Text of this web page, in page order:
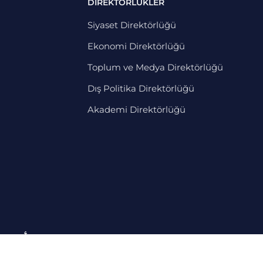
DİREKTÖRLÜKLER
Siyaset Direktörlüğü
Ekonomi Direktörlüğü
Toplum ve Medya Direktörlüğü
Dış Politika Direktörlüğü
Akademi Direktörlüğü